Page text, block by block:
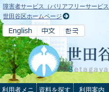
本文へ
障害者サービス（バリアフリーサービス
世田谷区ホームページ
利用者メニ
資料を探す 利用案内